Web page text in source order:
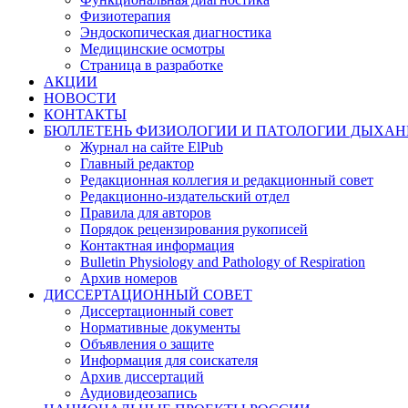
Физиотерапия
Эндоскопическая диагностика
Медицинские осмотры
Страница в разработке
АКЦИИ
НОВОСТИ
КОНТАКТЫ
БЮЛЛЕТЕНЬ ФИЗИОЛОГИИ И ПАТОЛОГИИ
Журнал на сайте ElPub
Главный редактор
Редакционная коллегия и редакционный совет
Редакционно-издательский отдел
Правила для авторов
Порядок рецензирования рукописей
Контактная информация
Bulletin Physiology and Pathology of Respiration
Архив номеров
ДИССЕРТАЦИОННЫЙ СОВЕТ
Диссертационный совет
Нормативные документы
Объявления о защите
Информация для соискателя
Архив диссертаций
Аудиовидеозапись